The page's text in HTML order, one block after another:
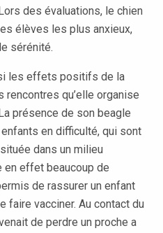
des évaluations, le chien
élèves les plus anxieux,
sérénité.
les effets positifs de la
rencontres qu’elle organise
présence de son beagle
en difficulté, qui sont
dans un milieu
effet beaucoup de
de rassurer un enfant
faire vacciner. Au contact du
de perdre un proche a